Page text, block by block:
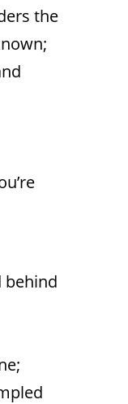
the
behind